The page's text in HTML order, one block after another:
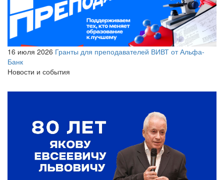
16 июля 2026 Гранты для преподавателей ВИВТ от Альфа-
Банк
Новости и события